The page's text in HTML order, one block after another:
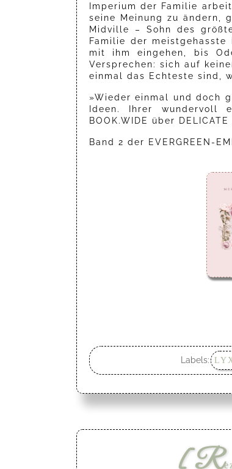
Imperium der Familie
seine Meinung zu ändern,
Midville – Sohn des
Familie der meistgehasste
mit ihm eingehen, bis
Versprechen: sich auf
einmal das Echteste sind,
»Wieder einmal und doch
Ideen. Ihrer wundervoll
BOOK.WIDE über DELICATE
Band 2 der EVERGREEN-
Labels: